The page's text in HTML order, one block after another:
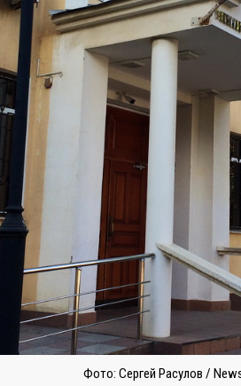
Фото: Сергей Расулов /